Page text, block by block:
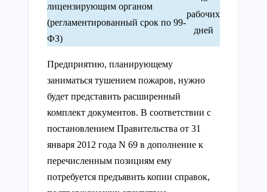
лицензирующим органом
(регламентированный срок по 99-
ФЗ)
рабочих
дней
Предприятию, планирующему
заниматься тушением пожаров, нужно
будет представить расширенный
комплект документов. В соответствии с
постановлением Правительства от 31
января 2012 года N 69 в дополнение к
перечисленным позициям ему
потребуется предъявить копии справок,